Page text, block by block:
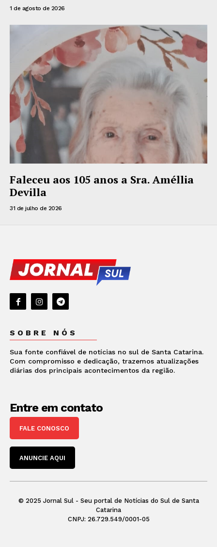
1 de agosto de 2026
Faleceu aos 105 anos a Sra. Améllia
Devilla
31 de julho de 2026
SOBRE NÓS
Sua fonte confiável de notícias no sul de Santa Catarina.
Com compromisso e dedicação, trazemos atualizações
diárias dos principais acontecimentos da região.
Entre em contato
FALE CONOSCO
ANUNCIE AQUI
© 2025 Jornal Sul - Seu portal de Notícias do Sul de Santa
Catarina
CNPJ: 26.729.549/0001-05